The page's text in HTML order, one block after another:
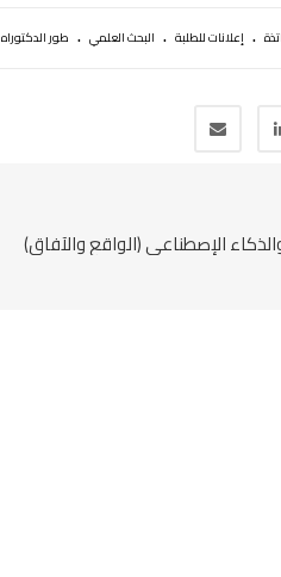
. إعلانات للطلبة . البحث العلمي . طور الدكتوراه
الإصطناعي (الواقع والآفاق)